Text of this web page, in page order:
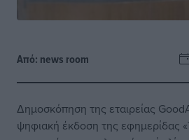
Από: news room
Δημοσκόπηση της εταιρείας
ψηφιακή έκδοση της εφημερίδας